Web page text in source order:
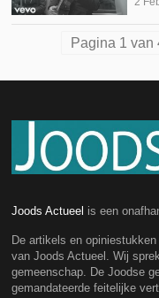
Pagina 1 van
Joods Actueel is een
De artikels en
van Joods Actueel. Wij
gemeenschap. De Joodse
gemandateerde feitelijke